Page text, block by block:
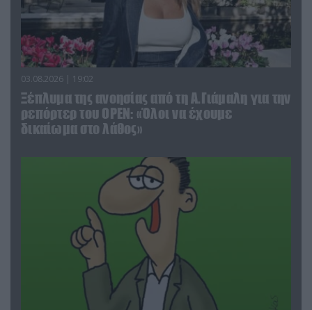
03.08.2026 | 19:02
Ξέπλυμα της ανοησίας από τη Α.Γιάμαλη για την
ρεπόρτερ του ΟΡΕΝ: «Όλοι να έχουμε
δικαίωμα στο λάθος»